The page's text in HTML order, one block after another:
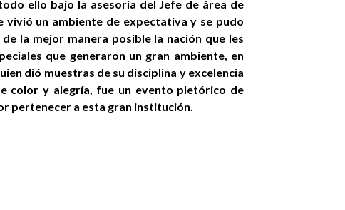
ello bajo la asesoría del Jefe de área de
vivió un ambiente de expectativa y se pudo
la mejor manera posible la nación que les
que generaron un gran ambiente, en
dió muestras de su disciplina y excelencia
color y alegría, fue un evento pletórico de
pertenecer a esta gran institución.